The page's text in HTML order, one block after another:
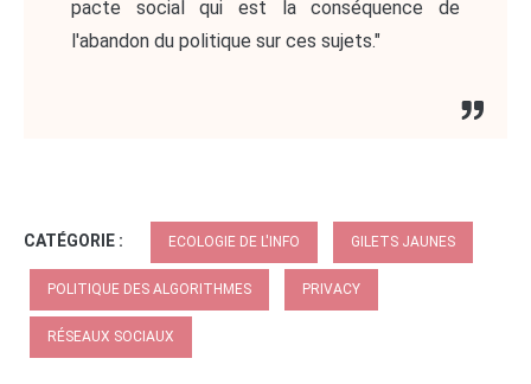
pacte social qui est la conséquence de
l'abandon du politique sur ces sujets."
CATÉGORIE : ECOLOGIE DE L'INFO GILETS JAUNES
POLITIQUE DES ALGORITHMES PRIVACY
RÉSEAUX SOCIAUX